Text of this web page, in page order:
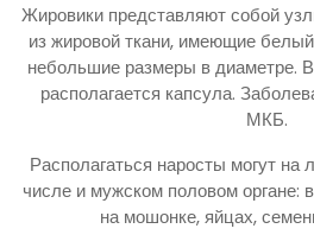
Жировики представляют собой
из жировой ткани, имеющие
небольшие размеры в диаметре.
располагается капсула.
МКБ.
Располагаться наросты могут на
числе и мужском половом органе:
на мошонке, яйцах,